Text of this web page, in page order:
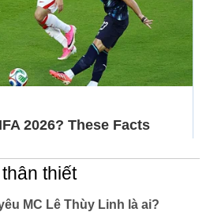
thiết
MC Lê Thùy Linh là ai?